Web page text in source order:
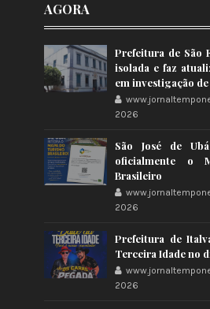
AGORA
Prefeitura de São
isolada e faz
em investigação
2026
São José de
oficialmente o
Brasileiro
2026
Prefeitura de
Terceira Idade no
2026